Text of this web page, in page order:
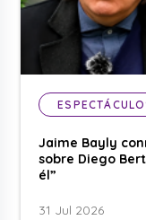
Jaime Bayly
sobre Diego
él”
31 Jul 2026